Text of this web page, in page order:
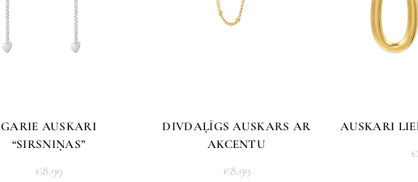
uzrādās kā neaktīvs un
par veikto maksājumu.
Birkas:svētkiem
Share
GARIE AUSKARI
“SIRSNIŅAS”
€8.99
DIVDAĻĪGS AUSKARS AR
AKCENTU
€8.99
AUSKARI
€